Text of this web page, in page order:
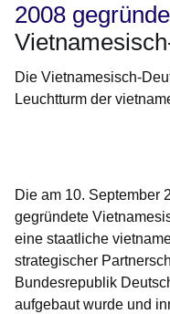
2008
Die Vietnamesisch-
Leuchtturm der
Die am 10. September
gegründete
eine staatliche
strategischer
Bundesrepublik
aufgebaut wurde und